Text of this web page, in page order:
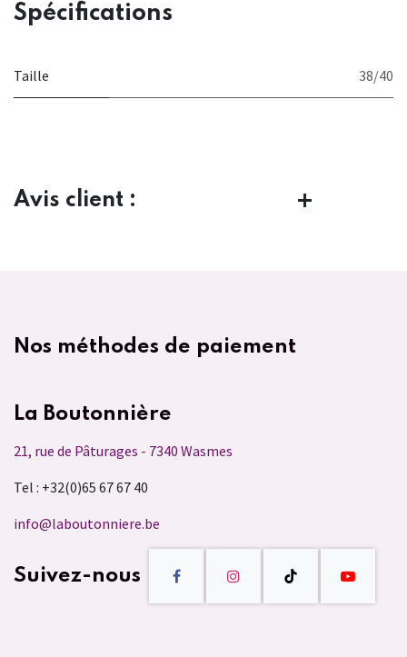
Spécifications
Taille 38/40
Avis client :
Nos méthodes de paiement
La Boutonnière
21, rue de Pâturages - 7340 Wasmes
Tel : +32(0)65 67 67 40
info@laboutonniere.be
Suivez-nous